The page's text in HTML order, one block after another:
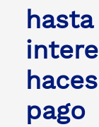
pago